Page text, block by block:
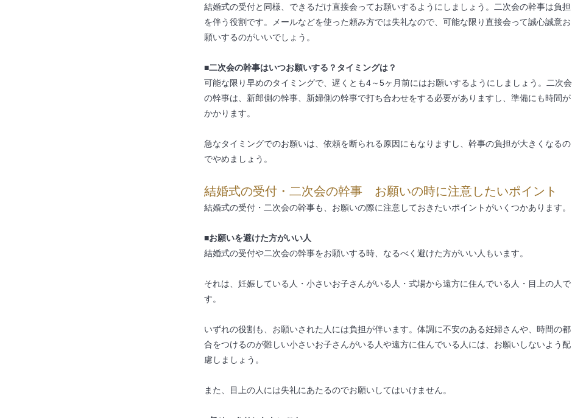
結婚式の受付と同様、できるだけ直接会ってお願いするようにしましょう。二次会の幹事は負担
を伴う役割です。メールなどを使った頼み方では失礼なので、可能な限り直接会って誠心誠意お
願いするのがいいでしょう。
■二次会の幹事はいつお願いする？タイミングは？
可能な限り早めのタイミングで、遅くとも4～5ヶ月前にはお願いするようにしましょう。二次会
の幹事は、新郎側の幹事、新婦側の幹事で打ち合わせをする必要がありますし、準備にも時間が
かかります。
急なタイミングでのお願いは、依頼を断られる原因にもなりますし、幹事の負担が大きくなるの
でやめましょう。
結婚式の受付・二次会の幹事 お願いの時に注意したいポイント
結婚式の受付・二次会の幹事も、お願いの際に注意しておきたいポイントがいくつかあります。
■お願いを避けた方がいい人
結婚式の受付や二次会の幹事をお願いする時、なるべく避けた方がいい人もいます。
それは、妊娠している人・小さいお子さんがいる人・式場から遠方に住んでいる人・目上の人で
す。
いずれの役割も、お願いされた人には負担が伴います。体調に不安のある妊婦さんや、時間の都
合をつけるのが難しい小さいお子さんがいる人や遠方に住んでいる人には、お願いしないよう配
慮しましょう。
また、目上の人には失礼にあたるのでお願いしてはいけません。